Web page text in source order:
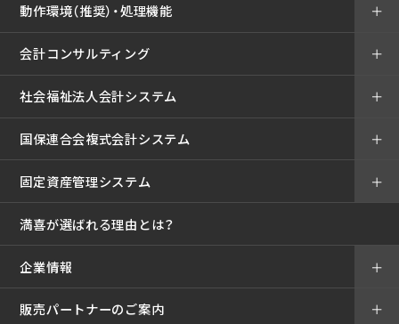
動作環境（推奨）・処理機能 ＋
会計コンサルティング ＋
社会福祉法人会計システム ＋
国保連合会複式会計システム ＋
固定資産管理システム ＋
満喜が選ばれる理由とは？
企業情報 ＋
販売パートナーのご案内 ＋